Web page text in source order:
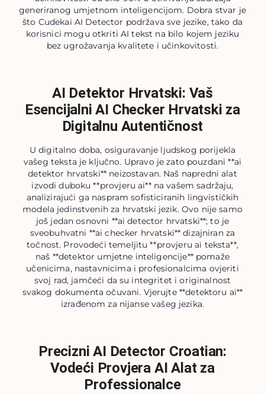
generiranog umjetnom inteligencijom. Dobra stvar je
što Cudekai AI Detector podržava sve jezike, tako da
korisnici mogu otkriti AI tekst na bilo kojem jeziku
bez ugrožavanja kvalitete i učinkovitosti.
AI Detektor Hrvatski: Vaš
Esencijalni AI Checker Hrvatski za
Digitalnu Autentičnost
U digitalno doba, osiguravanje ljudskog porijekla
vašeg teksta je ključno. Upravo je zato pouzdani **ai
detektor hrvatski** neizostavan. Naš napredni alat
izvodi duboku **provjeru ai** na vašem sadržaju,
analizirajući ga naspram sofisticiranih lingvističkih
modela jedinstvenih za hrvatski jezik. Ovo nije samo
još jedan osnovni **ai detector hrvatski**; to je
sveobuhvatni **ai checker hrvatski** dizajniran za
točnost. Provodeći temeljitu **provjeru ai teksta**,
naš **detektor umjetne inteligencije** pomaže
učenicima, nastavnicima i profesionalcima ovjeriti
svoj rad, jamčeći da su integritet i originalnost
svakog dokumenta očuvani. Vjerujte **detektoru ai**
izrađenom za nijanse vašeg jezika.
Precizni AI Detector Croatian:
Vodeći Provjera AI Alat za
Professionalce